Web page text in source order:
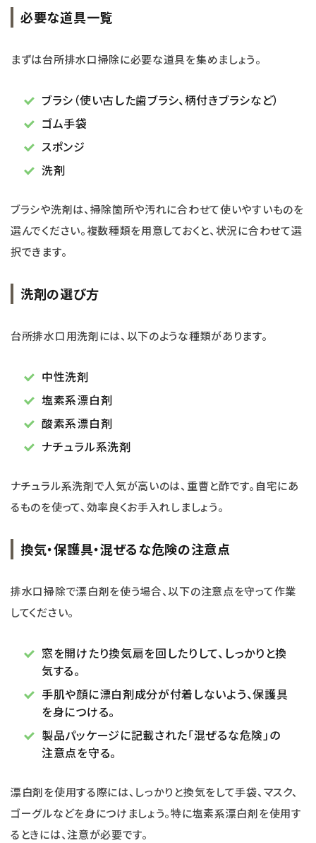
必要な道具一覧
まずは台所排水口掃除に必要な道具を集めましょう。
ブラシ（使い古した歯ブラシ、柄付きブラシなど）
ゴム手袋
スポンジ
洗剤
ブラシや洗剤は、掃除箇所や汚れに合わせて使いやすいものを
選んでください。複数種類を用意しておくと、状況に合わせて選
択できます。
洗剤の選び方
台所排水口用洗剤には、以下のような種類があります。
中性洗剤
塩素系漂白剤
酸素系漂白剤
ナチュラル系洗剤
ナチュラル系洗剤で人気が高いのは、重曹と酢です。自宅にあ
るものを使って、効率良くお手入れしましょう。
換気・保護具・混ぜるな危険の注意点
排水口掃除で漂白剤を使う場合、以下の注意点を守って作業
してください。
窓を開けたり換気扇を回したりして、しっかりと換
気する。
手肌や顔に漂白剤成分が付着しないよう、保護具
を身につける。
製品パッケージに記載された「混ぜるな危険」の
注意点を守る。
漂白剤を使用する際には、しっかりと換気をして手袋、マスク、
ゴーグルなどを身につけましょう。特に塩素系漂白剤を使用す
るときには、注意が必要です。